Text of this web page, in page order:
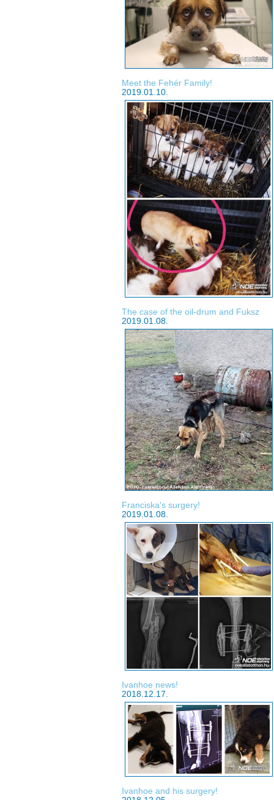
Meet the Fehér Family!
2019.01.10.
The case of the oil-drum and Fuksz
2019.01.08.
Franciska's surgery!
2019.01.08.
Ivanhoe news!
2018.12.17.
Ivanhoe and his surgery!